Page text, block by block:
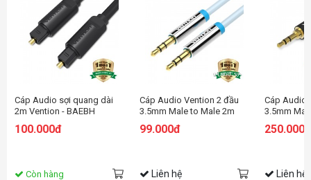
Cáp Audio sợi quang dài
2m Vention - BAEBH
100.000đ
Còn hàng
Cáp Audio Vention 2 đầu
3.5mm Male to Male 2m
99.000đ
Liên hệ
Cáp Audio
3.5mm
250.000đ
Liên hệ